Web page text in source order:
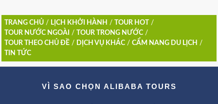
TRANG CHỦ/ LỊCH KHỞI HÀNH / TOUR HOT
/
TOUR NƯỚC NGOÀI
/ TOUR TRONG NƯỚC/
TOUR THEO CHỦ ĐỀ/ DỊCH VỤ KHÁC/ CẨM NANG DU LỊCH /
TIN TỨC
VÌ SAO CHỌN ALIBABA TOURS